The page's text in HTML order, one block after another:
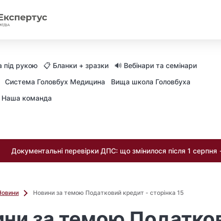
під рукою 📋 Бланки + зразки
🔊 Вебінари та семінари
Система Головбух Медицина
Вища школа Головбуха
Наша команда
Документальні перевірки ДПС: що змінилося після 1 серпня
Новини за темою Податковий кредит - сторінка 15